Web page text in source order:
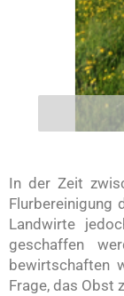
In der Zeit
Flurbereinigung
Landwirte
geschaffen
bewirtschaften
Frage, das Obst